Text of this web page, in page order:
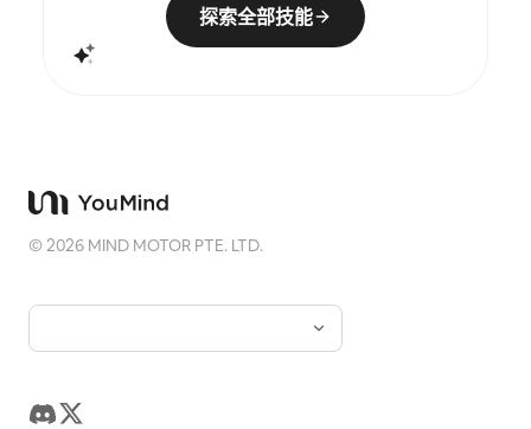
情绪和可延展的视觉身份。探索全部技能
©2026 MIND MOTOR PTE. LTD.